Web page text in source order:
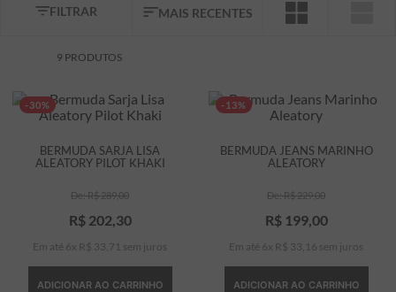
MAIS RECENTES
FILTRAR
9 PRODUTOS
-30%
BERMUDA SARJA LISA
ALEATORY PILOT KHAKI
R$289,00
R$ 202 30
Em até 6 x R$ 33 71 sem juros
ADICIONAR AO CARRINHO
-13%
BERMUDA JEANS MARINHO
ALEATORY
R$229,00
R$ 199, 00
Em até 6 x R$ 33 16 sem juros
ADICIONAR AO CARRINHO